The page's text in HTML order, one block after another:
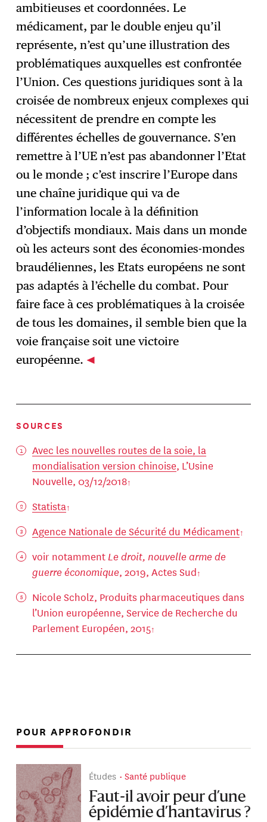
ambitieuses et coordonnées. Le
médicament, par le double enjeu qu’il
représente, n’est qu’une illustration des
problématiques auxquelles est confrontée
l’Union. Ces questions juridiques sont à la
croisée de nombreux enjeux complexes qui
nécessitent de prendre en compte les
différentes échelles de gouvernance. S’en
remettre à l’UE n’est pas abandonner l’Etat
ou le monde ; c’est inscrire l’Europe dans
une chaîne juridique qui va de
l’information locale à la définition
d’objectifs mondiaux. Mais dans un monde
où les acteurs sont des économies-mondes
braudéliennes, les Etats européens ne sont
pas adaptés à l’échelle du combat. Pour
faire face à ces problématiques à la croisée
de tous les domaines, il semble bien que la
voie française soit une victoire
européenne.
SOURCES
Avec les nouvelles routes de la soie, la
mondialisation version chinoise, L’Usine
Nouvelle, 03/12/2018
Statista
Agence Nationale de Sécurité du Médicament
voir notammentLe droit, nouvelle arme de
guerre économique, 2019, Actes Sud
Nicole Scholz, Produits pharmaceutiques dans
l’Union européenne, Service de Recherche du
Parlement Européen, 2015
POUR APPROFONDIR
Études Santé publique
Faut-il avoir peur d’une
épidémie d’hantavirus ?